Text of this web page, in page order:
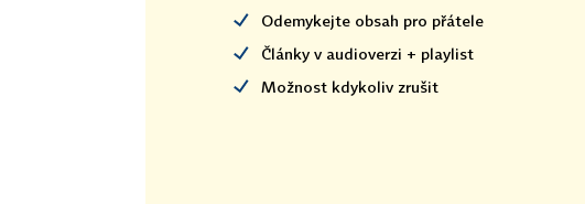
Odemykejte obsah pro přátele
Články v audioverzi + playlist
Možnost kdykoliv zrušit